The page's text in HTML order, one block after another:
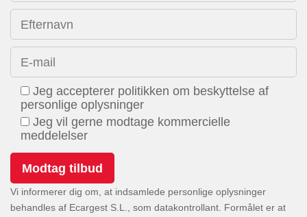
Efternavn
E-mail
Jeg accepterer politikken om beskyttelse af
personlige oplysninger
Jeg vil gerne modtage kommercielle
meddelelser
Vi informerer dig om, at indsamlede personlige oplysninger
behandles af Ecargest S.L., som datakontrollant. Formålet er at